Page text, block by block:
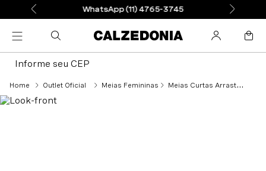
WhatsApp (11) 4765-3745
Informe seu CEP
Outlet Oficial Meias Femininas Meias Curtas Arrastão - Bege